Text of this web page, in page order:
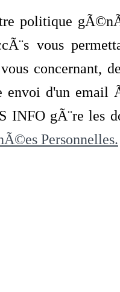
politique
vous
concernant,
envoi d'un
INFO gÃ¨re les
Personnelles.